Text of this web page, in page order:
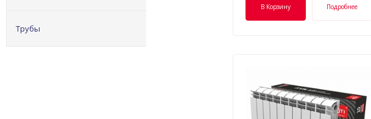
Трубы
В Корзину Подробнее